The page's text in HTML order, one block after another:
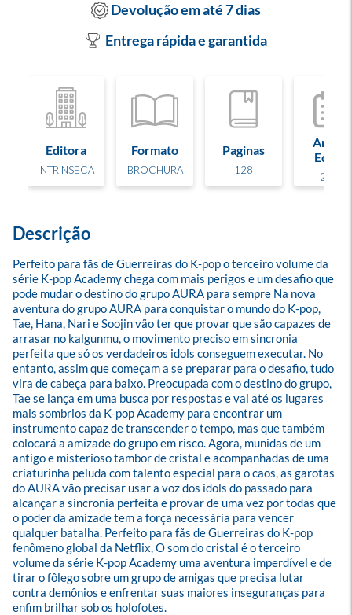
Devolução em até 7 dias
Entrega rápida e garantida
Editora
INTRINSECA
Formato
BROCHURA
Paginas
128
Ano de
Edição
2026
Descrição
Perfeito para fãs de Guerreiras do K-pop o terceiro volume da
série K-pop Academy chega com mais perigos e um desafio que
pode mudar o destino do grupo AURA para sempre Na nova
aventura do grupo AURA para conquistar o mundo do K-pop,
Tae, Hana, Nari e Soojin vão ter que provar que são capazes de
arrasar no kalgunmu, o movimento preciso em sincronia
perfeita que só os verdadeiros idols conseguem executar. No
entanto, assim que começam a se preparar para o desafio, tudo
vira de cabeça para baixo. Preocupada com o destino do grupo,
Tae se lança em uma busca por respostas e vai até os lugares
mais sombrios da K-pop Academy para encontrar um
instrumento capaz de transcender o tempo, mas que também
colocará a amizade do grupo em risco. Agora, munidas de um
antigo e misterioso tambor de cristal e acompanhadas de uma
criaturinha peluda com talento especial para o caos, as garotas
do AURA vão precisar usar a voz dos idols do passado para
alcançar a sincronia perfeita e provar de uma vez por todas que
o poder da amizade tem a força necessária para vencer
qualquer batalha. Perfeito para fãs de Guerreiras do K-pop
fenômeno global da Netflix, O som do cristal é o terceiro
volume da série K-pop Academy uma aventura imperdível e de
tirar o fôlego sobre um grupo de amigas que precisa lutar
contra demônios e enfrentar suas maiores inseguranças para
enfim brilhar sob os holofotes.